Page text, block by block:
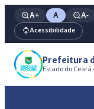
A+ A A-
Acessibilidade
Prefeitura
Estado do Ceará